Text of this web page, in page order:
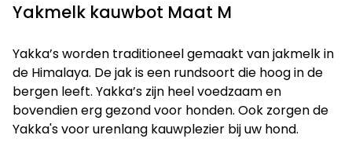
Yakmelk kauwbot Maat M
Yakka’s worden traditioneel gemaakt van jakmelk in
de Himalaya. De jak is een rundsoort die hoog in de
bergen leeft. Yakka’s zijn heel voedzaam en
bovendien erg gezond voor honden. Ook zorgen de
Yakka's voor urenlang kauwplezier bij uw hond.